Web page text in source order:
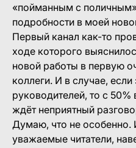
«пойманным с
подробности в моей
Первый канал как-то
ходе которого
новой работы в первую
коллеги. И в случае,
руководителей, то с
ждёт неприятный
Думаю, что не особенно.
уважаемые читатели,